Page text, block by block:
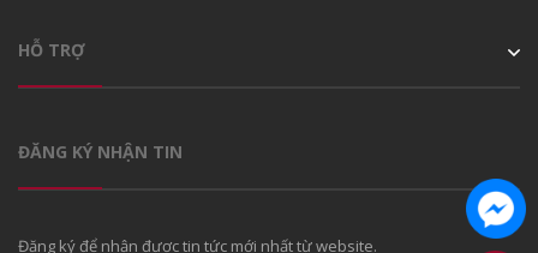
HỖ TRỢ
ĐĂNG KÝ NHẬN TIN
Đăng ký để nhận được tin tức mới nhất từ website.